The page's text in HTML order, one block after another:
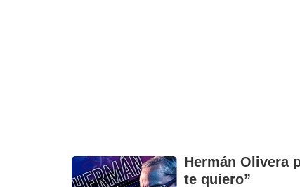
Hermán Olivera
te quiero”